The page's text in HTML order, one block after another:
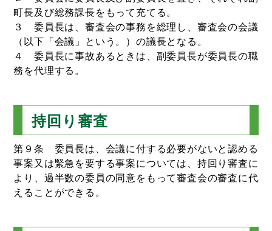
町長及び総務課長をもって充てる。
３ 委員長は、審査会の事務を総理し、審査会の会議
（以下「会議」という。）の議長となる。
４ 委員長に事故あるときは、副委員長が委員長の職
務を代理する。
持回り審査
第９条 委員長は、会議に付する必要がないと認める
事案又は緊急を要する事案については、持回り審査に
より、過半数の委員の同意をもって審査会の審査に代
えることができる。